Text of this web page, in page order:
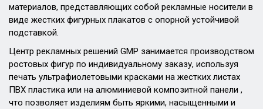
материалов, представляющих собой рекламные носители в
виде жестких фигурных плакатов с опорной устойчивой
подставкой.
Центр рекламных решений GMP занимается производством
ростовых фигур по индивидуальному заказу, используя
печать ультрафиолетовыми красками на жестких листах
ПВХ пластика или на алюминиевой композитной панели ,
что позволяет изделиям быть яркими, насыщенными и